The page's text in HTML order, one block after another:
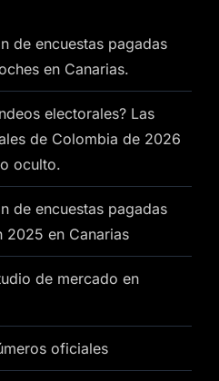
de encuestas pagadas
en Canarias.
electorales? Las
de Colombia de 2026
oculto.
de encuestas pagadas
2025 en Canarias
de mercado en
oficiales